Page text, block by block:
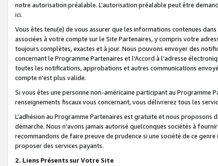
notre autorisation préalable. L'autorisation préalable peut être
ici.
Vous êtes tenu(e) de vous assurer que les informations contenues
associées à votre compte sur le Site Partenaires, y compris votre
toujours complètes, exactes et à jour. Nous pouvons envoyer des
concernant le Programme Partenaires et l'Accord à l’adresse
toutes les notifications, approbations et autres communications
compte n’est plus valide.
Si vous êtes une personne non-américaine participant au
renseignements fiscaux vous concernant, vous délivrerez tous les
L'adhésion au Programme Partenaires est gratuite et nous proposons
démarche. Nous n'avons jamais autorisé quelconques sociétés à
recommandons de faire preuve de prudence si une société de ce
proposer des services payants.
2. Liens Présents sur Votre Site